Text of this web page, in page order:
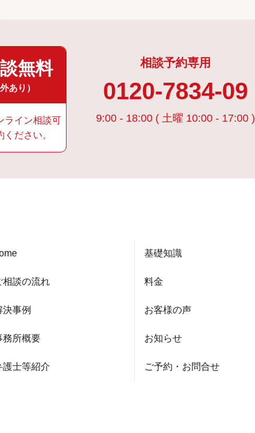
無料
あり）
ライン相談可
ください。
相談予約専用
0120-7834-09
9:00 - 18:00 ( 土曜 10:00 - 17:00 )
相談の流れ
決事例
務所概要
護士等紹介
基礎知識
料金
お客様の声
お知らせ
ご予約・お問合せ